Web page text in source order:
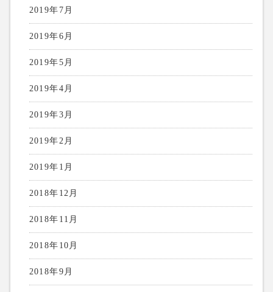
2019年7月
2019年6月
2019年5月
2019年4月
2019年3月
2019年2月
2019年1月
2018年12月
2018年11月
2018年10月
2018年9月